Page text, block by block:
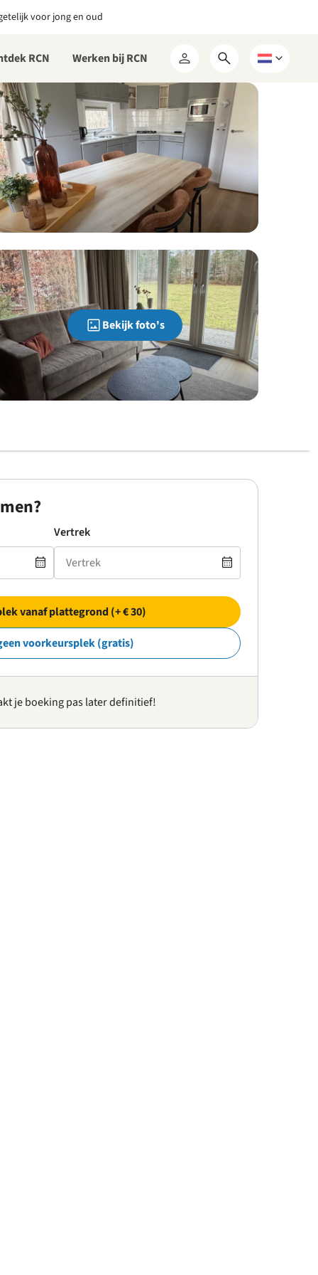
voor jong en oud
RCN Werken bij RCN
Mijn
RCN
Open
zoekformulier
Kies
taal
Bekijk foto's
Vertrek
vanaf plattegrond (+ € 30)
voorkeursplek (gratis)
je boeking pas later definitief!